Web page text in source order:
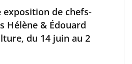
exposition de chefs-
Hélène & Édouard
du 14 juin au 2